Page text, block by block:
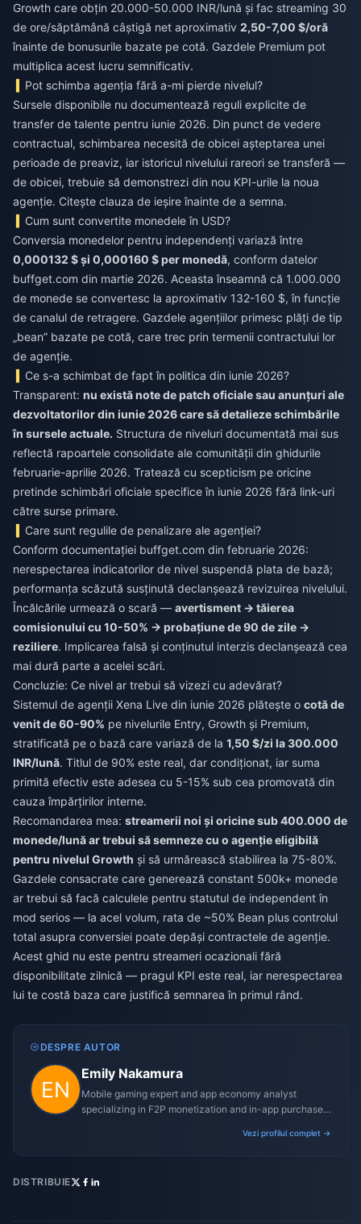
Growth care obțin 20.000-50.000 INR/lună și fac streaming 30
de ore/săptămână câștigă net aproximativ 2,50-7,00 $/oră
înainte de bonusurile bazate pe cotă. Gazdele Premium pot
multiplica acest lucru semnificativ.
Pot schimba agenția fără a-mi pierde nivelul?
Sursele disponibile nu documentează reguli explicite de
transfer de talente pentru iunie 2026. Din punct de vedere
contractual, schimbarea necesită de obicei așteptarea unei
perioade de preaviz, iar istoricul nivelului rareori se transferă —
de obicei, trebuie să demonstrezi din nou KPI-urile la noua
agenție. Citește clauza de ieșire înainte de a semna.
Cum sunt convertite monedele în USD?
Conversia monedelor pentru independenți variază între
0,000132 $ și 0,000160 $ per monedă, conform datelor
buffget.com din martie 2026. Aceasta înseamnă că 1.000.000
de monede se convertesc la aproximativ 132-160 $, în funcție
de canalul de retragere. Gazdele agențiilor primesc plăți de tip
„bean” bazate pe cotă, care trec prin termenii contractului lor
de agenție.
Ce s-a schimbat de fapt în politica din iunie 2026?
Transparent: nu există note de patch oficiale sau anunțuri ale
dezvoltatorilor din iunie 2026 care să detalieze schimbările
în sursele actuale. Structura de niveluri documentată mai sus
reflectă rapoartele consolidate ale comunității din ghidurile
februarie-aprilie 2026. Tratează cu scepticism pe oricine
pretinde schimbări oficiale specifice în iunie 2026 fără link-uri
către surse primare.
Care sunt regulile de penalizare ale agenției?
Conform documentației buffget.com din februarie 2026:
nerespectarea indicatorilor de nivel suspendă plata de bază;
performanța scăzută susținută declanșează revizuirea nivelului.
Încălcările urmează o scară — avertisment → tăierea
comisionului cu 10-50% → probațiune de 90 de zile →
reziliere. Implicarea falsă și conținutul interzis declanșează cea
mai dură parte a acelei scări.
Concluzie: Ce nivel ar trebui să vizezi cu adevărat?
Sistemul de agenții Xena Live din iunie 2026 plătește o cotă de
venit de 60-90% pe nivelurile Entry, Growth și Premium,
stratificată pe o bază care variază de la 1,50 $/zi la 300.000
INR/lună. Titlul de 90% este real, dar condiționat, iar suma
primită efectiv este adesea cu 5-15% sub cea promovată din
cauza împărțirilor interne.
Recomandarea mea: streamerii noi și oricine sub 400.000 de
monede/lună ar trebui să semneze cu o agenție eligibilă
pentru nivelul Growth și să urmărească stabilirea la 75-80%.
Gazdele consacrate care generează constant 500k+ monede
ar trebui să facă calculele pentru statutul de independent în
mod serios — la acel volum, rata de ~50% Bean plus controlul
total asupra conversiei poate depăși contractele de agenție.
Acest ghid nu este pentru streameri ocazionali fără
disponibilitate zilnică — pragul KPI este real, iar nerespectarea
lui te costă baza care justifică semnarea în primul rând.
DESPRE AUTOR
Emily Nakamura
Mobile gaming expert and app economy analyst
specializing in F2P monetization and in-app purchase
Vezi profilul complet →
DISTRIBUIE